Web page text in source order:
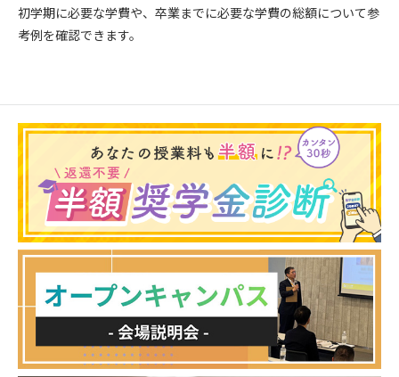
初学期に必要な学費や、卒業までに必要な学費の総額について参
考例を確認できます。